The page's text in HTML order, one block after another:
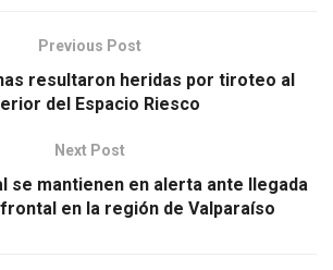
Previous Post
resultaron heridas por tiroteo al
del Espacio Riesco
Next Post
se mantienen en alerta ante llegada
en la región de Valparaíso